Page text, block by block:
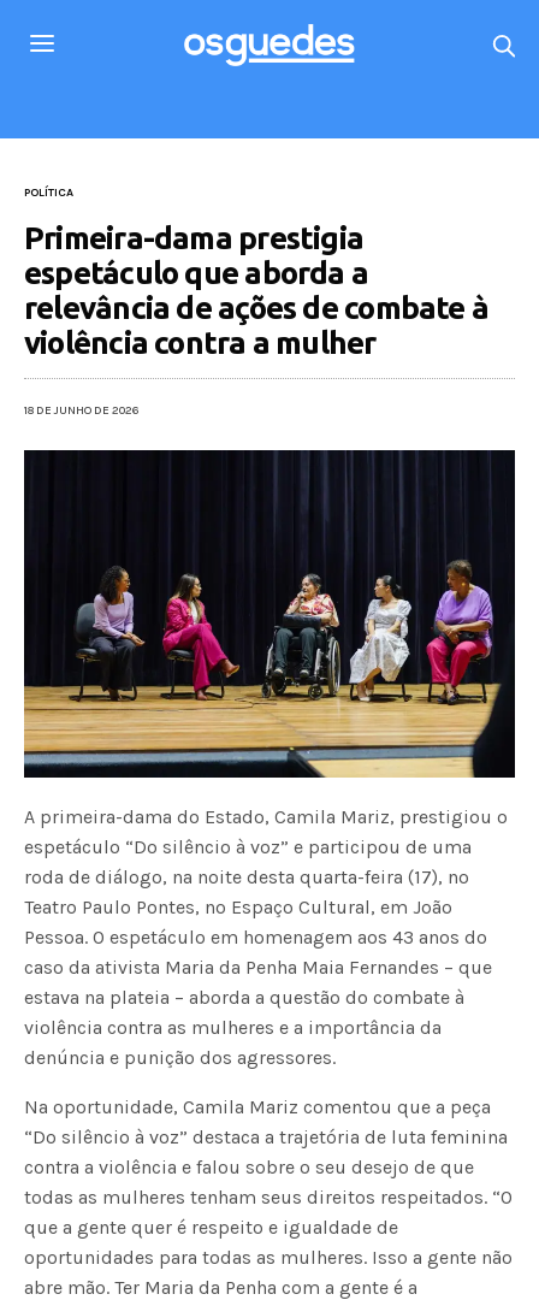
POLÍTICA
Primeira-dama prestigia
espetáculo que aborda a
relevância de ações de combate à
violência contra a mulher
18 DE JUNHO DE 2026
A primeira-dama do Estado, Camila Mariz, prestigiou o
espetáculo “Do silêncio à voz” e participou de uma
roda de diálogo, na noite desta quarta-feira (17), no
Teatro Paulo Pontes, no Espaço Cultural, em João
Pessoa. O espetáculo em homenagem aos 43 anos do
caso da ativista Maria da Penha Maia Fernandes – que
estava na plateia – aborda a questão do combate à
violência contra as mulheres e a importância da
denúncia e punição dos agressores.
Na oportunidade, Camila Mariz comentou que a peça
“Do silêncio à voz” destaca a trajetória de luta feminina
contra a violência e falou sobre o seu desejo de que
todas as mulheres tenham seus direitos respeitados. “O
que a gente quer é respeito e igualdade de
oportunidades para todas as mulheres. Isso a gente não
abre mão. Ter Maria da Penha com a gente é a